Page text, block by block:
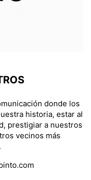
donde los
historia, estar al
prestigiar a nuestros
vecinos más